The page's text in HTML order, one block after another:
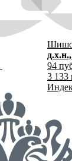
94
3 133